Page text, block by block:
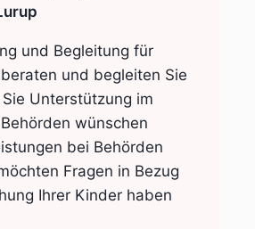
und Begleitung für
und begleiten Sie
Unterstützung im
wünschen
bei Behörden
Fragen in Bezug
Ihrer Kinder haben